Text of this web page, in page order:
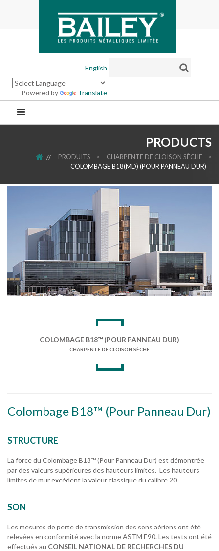
English
Powered by Translate
PRODUCTS
ACCUEILPRODUITS > CHARPENTE DE CLOISON SÈCHE
>
COLOMBAGE B18(MD) (POUR PANNEAU DUR)
COLOMBAGE B18™ (POUR PANNEAU DUR)
CHARPENTE DE CLOISON SÈCHE
Colombage B18™ (Pour Panneau Dur)
STRUCTURE
La force du Colombage B18™ (Pour Panneau Dur) est démontrée
par des valeurs supérieures des hauteurs limites. Les hauteurs
limites de mur excèdent la valeur classique du calibre 20.
SON
Les mesures de perte de transmission des sons aériens ont été
relevées en conformité avec la norme ASTM E90. Les tests ont été
effectués au CONSEIL NATIONAL DE RECHERCHES DU